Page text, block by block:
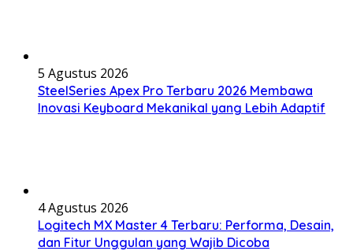
5 Agustus 2026
SteelSeries Apex Pro Terbaru 2026 Membawa
Inovasi Keyboard Mekanikal yang Lebih Adaptif
4 Agustus 2026
Logitech MX Master 4 Terbaru: Performa, Desain,
dan Fitur Unggulan yang Wajib Dicoba